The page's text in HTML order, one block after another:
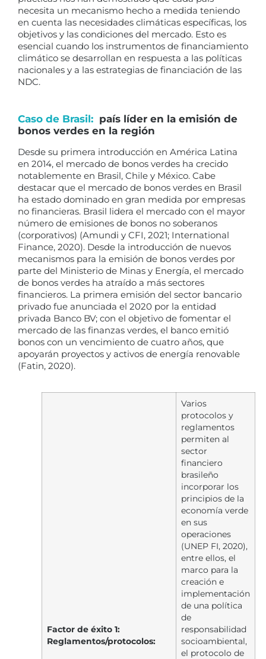
necesita un mecanismo hecho a medida teniendo
en cuenta las necesidades climáticas específicas, los
objetivos y las condiciones del mercado. Esto es
esencial cuando los instrumentos de financiamiento
climático se desarrollan en respuesta a las políticas
nacionales y a las estrategias de financiación de las
NDC.
Caso de Brasil: país líder en la emisión de
bonos verdes en la región
Desde su primera introducción en América Latina
en 2014, el mercado de bonos verdes ha crecido
notablemente en Brasil, Chile y México. Cabe
destacar que el mercado de bonos verdes en Brasil
ha estado dominado en gran medida por empresas
no financieras. Brasil lidera el mercado con el mayor
número de emisiones de bonos no soberanos
(corporativos) (Amundi y CFI, 2021; International
Finance, 2020). Desde la introducción de nuevos
mecanismos para la emisión de bonos verdes por
parte del Ministerio de Minas y Energía, el mercado
de bonos verdes ha atraído a más sectores
financieros. La primera emisión del sector bancario
privado fue anunciada el 2020 por la entidad
privada Banco BV; con el objetivo de fomentar el
mercado de las finanzas verdes, el banco emitió
bonos con un vencimiento de cuatro años, que
apoyarán proyectos y activos de energía renovable
(Fatin, 2020).
Factor de éxito 1:
Reglamentos/protocolos:
Varios
protocolos y
reglamentos
permiten al
sector
financiero
brasileño
incorporar los
principios de la
economía verde
en sus
operaciones
(UNEP FI, 2020),
entre ellos, el
marco para la
creación e
implementación
de una política
de
responsabilidad
socioambiental,
el protocolo de